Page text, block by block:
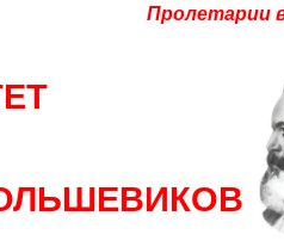
Пролетарии